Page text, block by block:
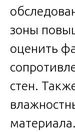
зоны
оценить
стен.
материала.